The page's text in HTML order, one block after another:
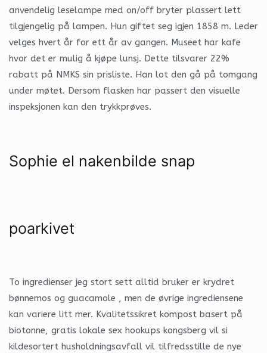
anvendelig leselampe med on/off bryter plassert lett
tilgjengelig på lampen. Hun giftet seg igjen 1858 m. Leder
velges hvert år for ett år av gangen. Museet har kafe
hvor det er mulig å kjøpe lunsj. Dette tilsvarer 22%
rabatt på NMKS sin prisliste. Han lot den gå på tomgang
under møtet. Dersom flasken har passert den visuelle
inspeksjonen kan den trykkprøves.
Sophie el nakenbilde snap
poarkivet
To ingredienser jeg stort sett alltid bruker er krydret
bønnemos og guacamole , men de øvrige ingrediensene
kan variere litt mer. Kvalitetssikret kompost basert på
biotonne, gratis lokale sex hookups kongsberg vil si
kildesortert husholdningsavfall vil tilfredsstille de nye